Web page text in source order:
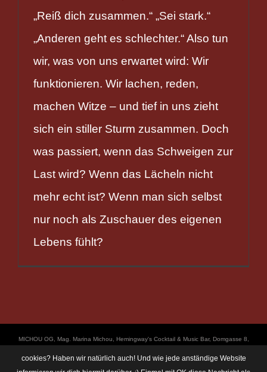
„Reiß dich zusammen.“ „Sei stark.“
„Anderen geht es schlechter.“ Also tun
wir, was von uns erwartet wird: Wir
funktionieren. Wir lachen, reden,
machen Witze – und tief in uns zieht
sich ein stiller Sturm zusammen. Doch
was passiert, wenn das Schweigen zur
Last wird? Wenn das Lächeln nicht
mehr echt ist? Wenn man sich selbst
nur noch als Zuschauer des eigenen
Lebens fühlt?
ΜICHOU OG, Mag. Marina Michou, Hemingway's Cocktail & Music Bar, Domgasse 8,
https://linz.bar/marinamichou/ Telefon: 0650 6101820, E-Mail: hemingway@linz.bar,
cookies? Haben wir natürlich auch! Und wie jede anständige Website